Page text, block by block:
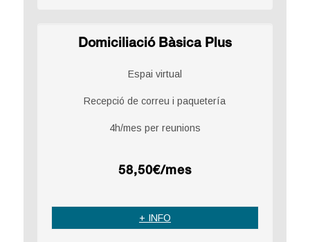
Domiciliació Bàsica Plus
Espai virtual
Recepció de correu i paquetería
4h/mes per reunions
58,50€/mes
+ INFO